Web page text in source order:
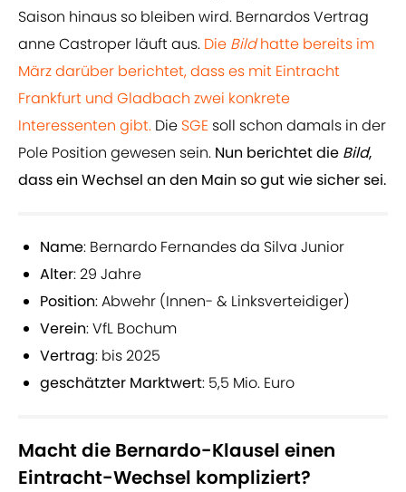
Saison hinaus so bleiben wird. Bernardos Vertrag
anne Castroper läuft aus. Die Bildhatte bereits im
März darüber berichtet, dass es mit Eintracht
Frankfurt und Gladbach zwei konkrete
Interessenten gibt. Die SGE soll schon damals in der
Pole Position gewesen sein. Nun berichtet die Bild,
dass ein Wechsel an den Main so gut wie sicher sei.
Name: Bernardo Fernandes da Silva Junior
Alter: 29 Jahre
Position: Abwehr (Innen- & Linksverteidiger)
Verein: VfL Bochum
Vertrag: bis 2025
geschätzter Marktwert: 5,5 Mio. Euro
Macht die Bernardo-Klausel einen
Eintracht-Wechsel kompliziert?